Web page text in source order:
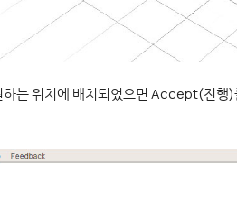
하는 위치에 배치되었으면 Accept(진행